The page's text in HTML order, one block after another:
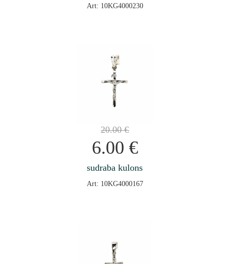
Art: 10KG4000230
20.00€
6.00 €
sudraba kulons
Art: 10KG4000167